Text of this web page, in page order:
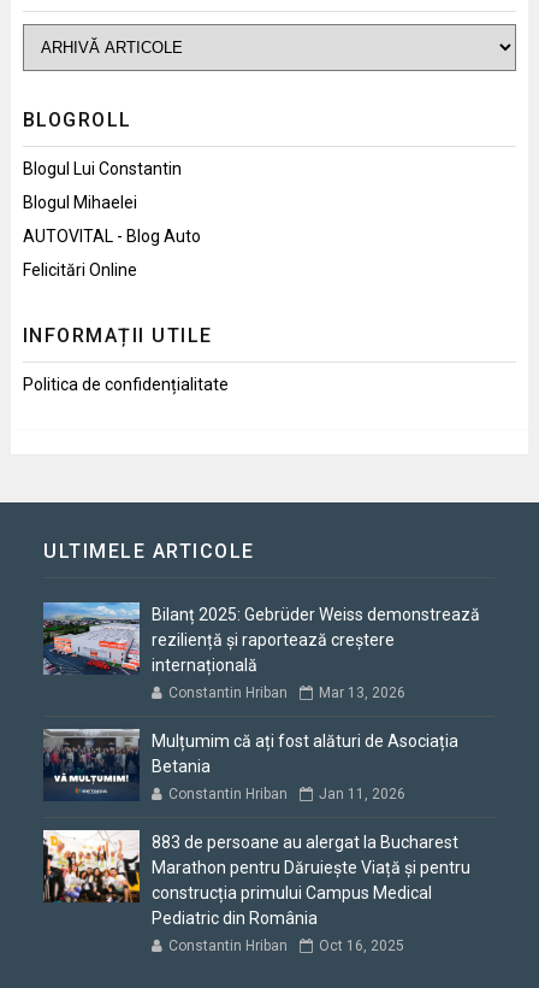
BLOGROLL
Blogul Lui Constantin
Blogul Mihaelei
AUTOVITAL - Blog Auto
Felicitări Online
INFORMAȚII UTILE
Politica de confidențialitate
ULTIMELE ARTICOLE
Bilanț 2025: Gebrüder Weiss demonstrează
reziliență și raportează creștere
internațională
Constantin Hriban Mar 13, 2026
Mulțumim că ați fost alături de Asociația
Betania
Constantin Hriban Jan 11, 2026
883 de persoane au alergat la Bucharest
Marathon pentru Dăruiește Viață și pentru
construcția primului Campus Medical
Pediatric din România
Constantin Hriban Oct 16, 2025